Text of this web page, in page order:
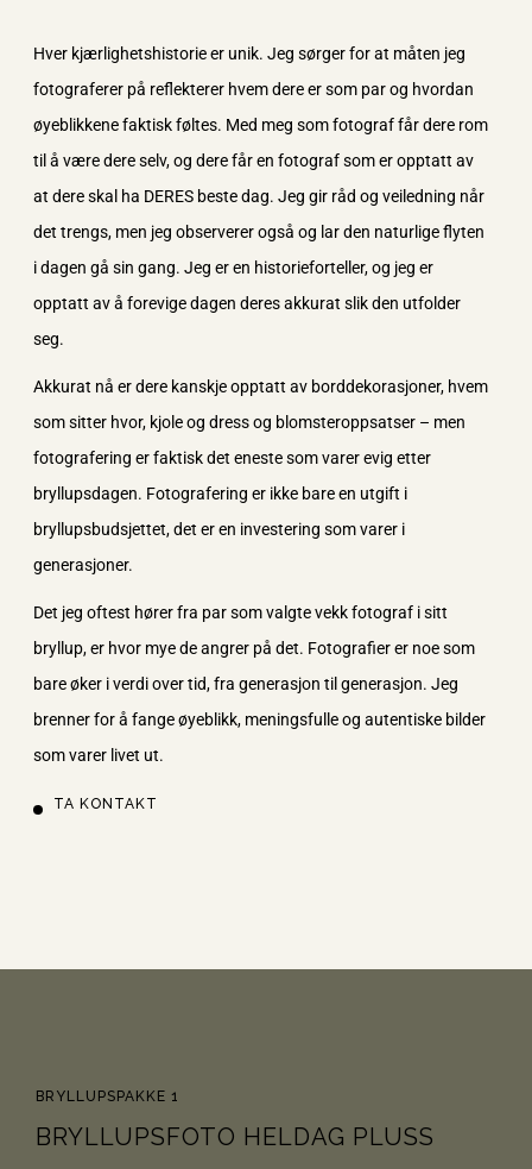
Hver kjærlighetshistorie er unik. Jeg sørger for at måten jeg
fotograferer på reflekterer hvem dere er som par og hvordan
øyeblikkene faktisk føltes. Med meg som fotograf får dere rom
til å være dere selv, og dere får en fotograf som er opptatt av
at dere skal ha DERES beste dag. Jeg gir råd og veiledning når
det trengs, men jeg observerer også og lar den naturlige flyten
i dagen gå sin gang. Jeg er en historieforteller, og jeg er
opptatt av å forevige dagen deres akkurat slik den utfolder
seg.
Akkurat nå er dere kanskje opptatt av borddekorasjoner, hvem
som sitter hvor, kjole og dress og blomsteroppsatser – men
fotografering er faktisk det eneste som varer evig etter
bryllupsdagen. Fotografering er ikke bare en utgift i
bryllupsbudsjettet, det er en investering som varer i
generasjoner.
Det jeg oftest hører fra par som valgte vekk fotograf i sitt
bryllup, er hvor mye de angrer på det. Fotografier er noe som
bare øker i verdi over tid, fra generasjon til generasjon. Jeg
brenner for å fange øyeblikk, meningsfulle og autentiske bilder
som varer livet ut.
TA KONTAKT
BRYLLUPSPAKKE 1
BRYLLUPSFOTO HELDAG PLUSS